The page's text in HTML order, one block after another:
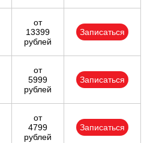
от
13399
рублей
Записаться
от
5999
рублей
Записаться
от
4799
рублей
Записаться